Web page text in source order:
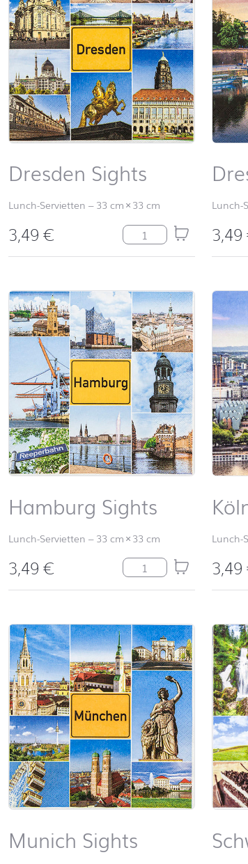
Dresden Sights
Lunch-Servietten –33 cm×33 cm
3,49€ Dresden Sights Menge
Lunch-
3,49
Menge
Hamburg Sights
Lunch-Servietten –33 cm×33 cm
3,49€ Hamburg Sights Menge
Lunch-
3,49
Munich Sights